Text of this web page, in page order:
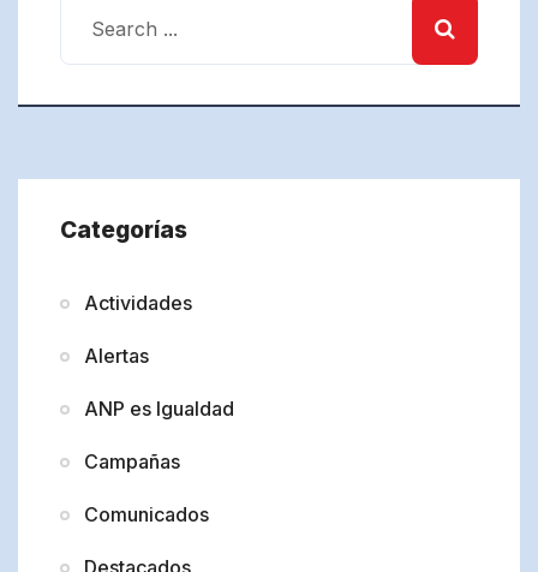
Categorías
Actividades
Alertas
ANP es Igualdad
Campañas
Comunicados
Destacados